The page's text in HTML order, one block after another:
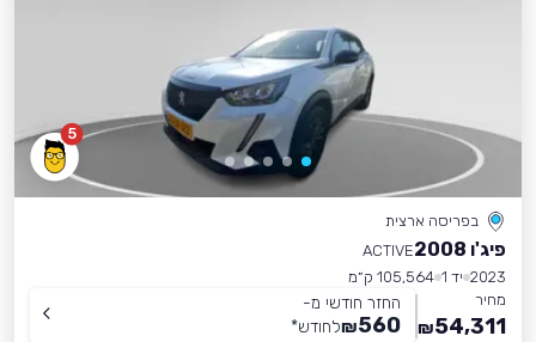
5
בפריסה ארצית
פיג'ו 2008
ACTIVE
2023 יד 1
105,564 ק״מ
מחיר
54,311
₪
החזר חודשי מ-
560
₪לחודש*